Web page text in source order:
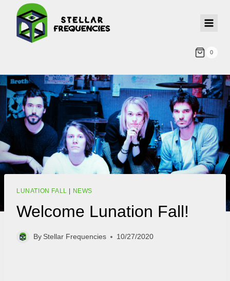
0
LUNATION FALL | NEWS
Welcome Lunation Fall!
By Stellar Frequencies 10/27/2020